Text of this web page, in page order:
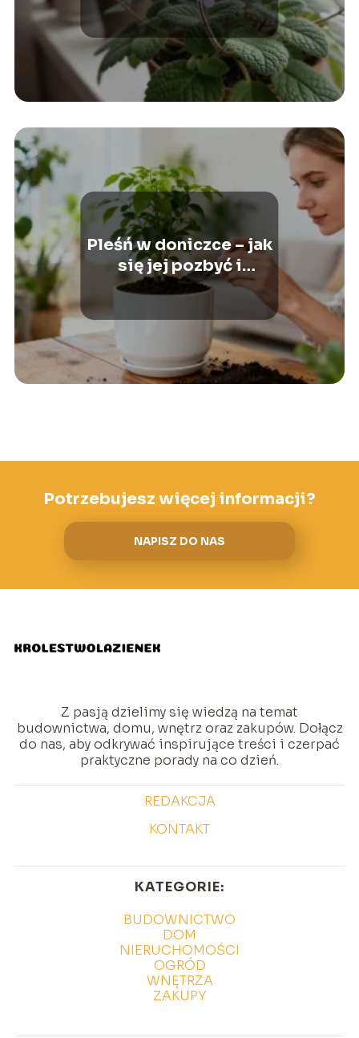
jej kwiat i kiedy?
Pleśń w doniczce – jak
się jej pozbyć i
zapobiegać?
Potrzebujesz więcej informacji?
NAPISZ DO NAS
Z pasją dzielimy się wiedzą na temat
budownictwa, domu, wnętrz oraz zakupów. Dołącz
do nas, aby odkrywać inspirujące treści i czerpać
praktyczne porady na co dzień.
REDAKCJA
KONTAKT
KATEGORIE:
BUDOWNICTWO
DOM
NIERUCHOMOŚCI
OGRÓD
WNĘTRZA
ZAKUPY